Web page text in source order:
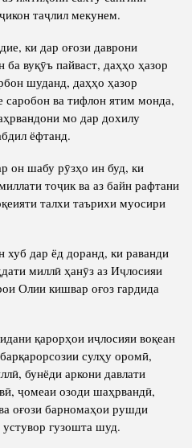
таҷлил мекунем.
ки дар оғози даврони
вуқӯъ пайваст, даҳҳо ҳазор
шуданд, даҳҳо ҳазор
саробон ва тифлон ятим монда,
мо дар дохилу
ёфтанд.
он шабу рӯзҳо ин буд, ки
тоҷик ва аз байн рафтани
талхи таърихи муосири
дар ёд доранд, ки раванди
миллӣ ҳанӯз аз Иҷлосияи
Олии кишвар оғоз гардида
қарорҳои иҷлосияи воқеан
сулҳу оромӣ,
бунёди аркони давлати
ҷомеаи озоди шаҳрвандӣ,
оғози барномаҳои рушди
гузошта шуд.